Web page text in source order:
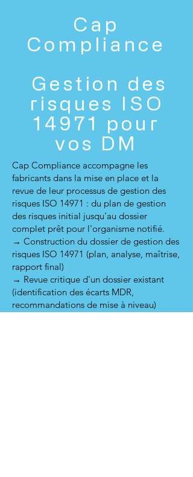
​Cap
Compliance
Gestion des
risques ISO
14971 pour
vos DM
Cap Compliance accompagne les
fabricants dans la mise en place et la
revue de leur processus de gestion des
risques ISO 14971 : du plan de gestion
des risques initial jusqu'au dossier
complet prêt pour l'organisme notifié.
→ Construction du dossier de gestion des
risques ISO 14971 (plan, analyse, maîtrise,
rapport final)
→ Revue critique d'un dossier existant
(identification des écarts MDR,
recommandations de mise à niveau)